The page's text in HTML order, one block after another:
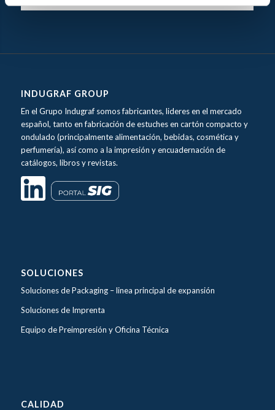
INDUGRAF GROUP
En el Grupo Indugraf somos fabricantes, lideres en el mercado
español, tanto en fabricación de estuches en cartón compacto y
ondulado (principalmente alimentación, bebidas, cosmética y
perfumería), así como a la impresión y encuadernación de
catálogos, libros y revistas.
SOLUCIONES
Soluciones de Packaging –linea principal de expansión
Soluciones de Imprenta
Equipo de Preimpresión y Oficina Técnica
CALIDAD